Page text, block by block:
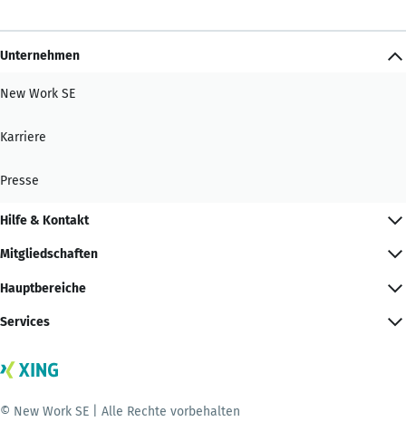
Unternehmen
New Work SE
Karriere
Presse
Hilfe & Kontakt
Mitgliedschaften
Hauptbereiche
Services
© New Work SE | Alle Rechte vorbehalten